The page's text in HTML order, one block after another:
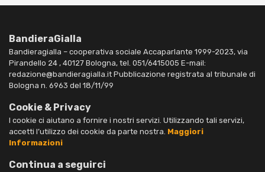
BandieraGialla
Bandieragialla – cooperativa sociale Accaparlante 1999-2023, via
Pirandello 24 , 40127 Bologna, tel. 051/6415005 E-mail:
redazione@bandieragialla.it Pubblicazione registrata al tribunale di
Bologna n. 6963 del 18/11/99
Cookie & Privacy
I cookie ci aiutano a fornire i nostri servizi. Utilizzando tali servizi,
accetti l’utilizzo dei cookie da parte nostra. Maggiori
Informazioni
Continua a seguirci